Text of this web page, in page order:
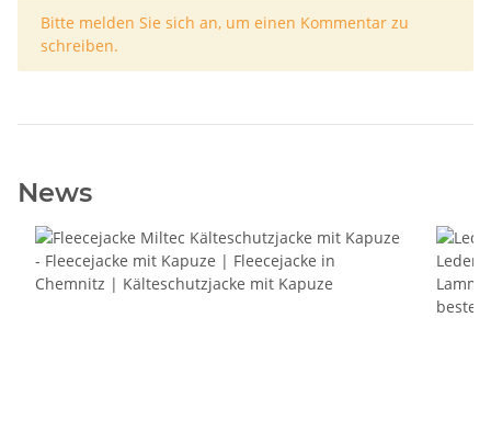
x
Bitte melden Sie sich an, um einen Kommentar zu
schreiben.
News